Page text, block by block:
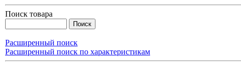
Поиск товара
Расширенный поиск
Расширенный поиск по характеристикам